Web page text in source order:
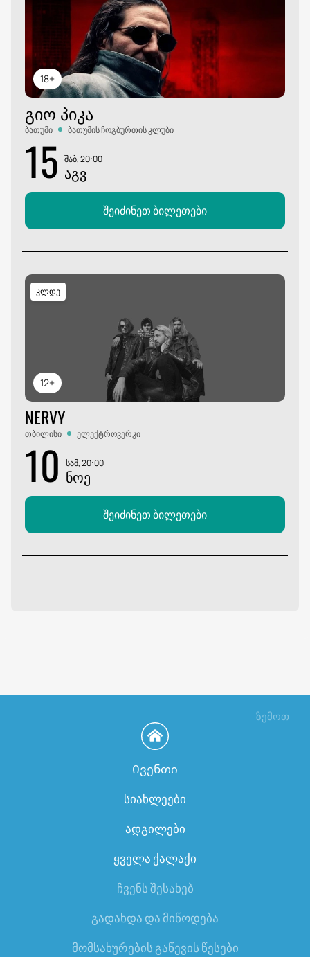
18+
ᲒᲘᲝ ᲞᲘᲙᲐ
ბათუმი ბათუმის ჩოგბურთის კლუბი
15 შაბ, 20:00
ᲐᲒᲕ
შეიძინეთ ბილეთები
12+
კლდე
NERVY
თბილისი ელექტროვერკი
10 სამ, 20:00
ᲜᲝᲔ
შეიძინეთ ბილეთები
ზემოთ
Ივენთი
სიახლეები
ადგილები
ყველა ქალაქი
ჩვენს შესახებ
გადახდა და მიწოდება
მომსახურების გაწევის წესები